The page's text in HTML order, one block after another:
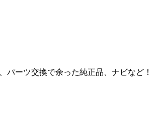
パーツ交換で余った純正品、ナビなど！